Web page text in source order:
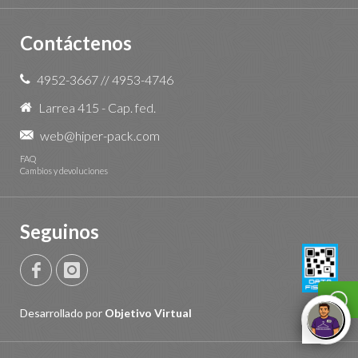
Contáctenos
4952-3667 //4953-4746
Larrea 415 - Cap. fed.
web@hiper-pack.com
FAQ
Cambios y devoluciones
Seguinos
Desarrollado por Objetivo Virtual